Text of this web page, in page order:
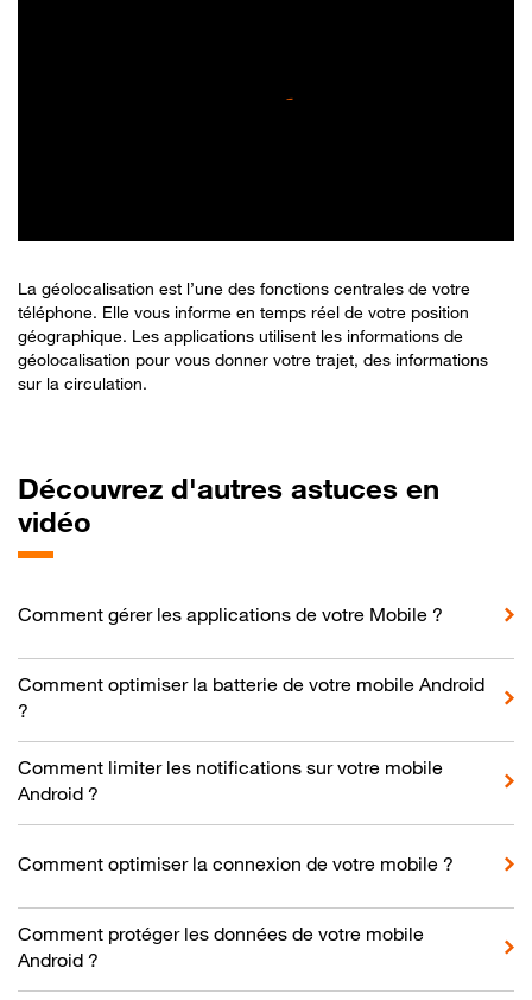
La géolocalisation est l’une des fonctions centrales de votre
téléphone. Elle vous informe en temps réel de votre position
géographique. Les applications utilisent les informations de
géolocalisation pour vous donner votre trajet, des informations
sur la circulation.
Découvrez d'autres astuces en
vidéo
Comment gérer les applications de votre Mobile ?
Comment optimiser la batterie de votre mobile Android
?
Comment limiter les notifications sur votre mobile
Android ?
Comment optimiser la connexion de votre mobile ?
Comment protéger les données de votre mobile
Android ?